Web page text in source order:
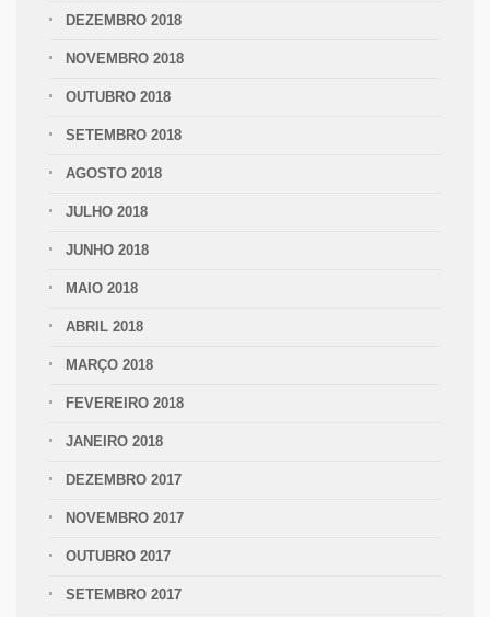
DEZEMBRO 2018
NOVEMBRO 2018
OUTUBRO 2018
SETEMBRO 2018
AGOSTO 2018
JULHO 2018
JUNHO 2018
MAIO 2018
ABRIL 2018
MARÇO 2018
FEVEREIRO 2018
JANEIRO 2018
DEZEMBRO 2017
NOVEMBRO 2017
OUTUBRO 2017
SETEMBRO 2017